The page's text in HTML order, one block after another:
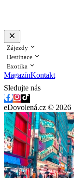
Zájezdy
Destinace
Exotika
MagazínKontakt
Sledujte nás
eDovolená.cz © 2026